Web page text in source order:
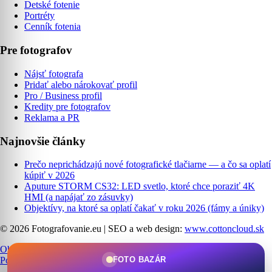
Detské fotenie
Portréty
Cenník fotenia
Pre fotografov
Nájsť fotografa
Pridať alebo nárokovať profil
Pro / Business profil
Kredity pre fotografov
Reklama a PR
Najnovšie články
Prečo neprichádzajú nové fotografické tlačiarne — a čo sa oplatí
kúpiť v 2026
Aputure STORM CS32: LED svetlo, ktoré chce poraziť 4K
HMI (a napájať zo zásuvky)
Objektívy, na ktoré sa oplatí čakať v roku 2026 (fámy a úniky)
© 2026 Fotografovanie.eu | SEO a web design: www.cottoncloud.sk
Obchodné podmienky
Podmienky používania
FOTO BAZÁR